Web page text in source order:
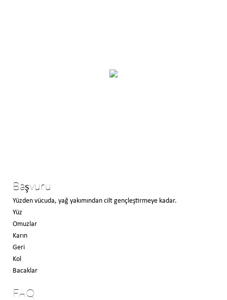
Başvuru
Yüzden vücuda, yağ yakımından cilt gençleştirmeye kadar.
Yüz
Omuzlar
Karın
Geri
Kol
Bacaklar
FAQ